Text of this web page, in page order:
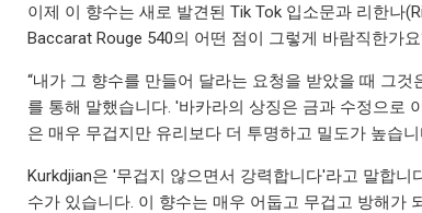
이제 이 향수는 새로 발견된 Tik Tok 입소문과 리한나
Baccarat Rouge 540의 어떤 점이 그렇게 바람직한가
“내가 그 향수를 만들어 달라는 요청을 받았을 때 그
를 통해 말했습니다. '바카라의 상징은 금과 수정으로
은 매우 무겁지만 유리보다 더 투명하고 밀도가 높습
Kurkdjian은 '무겁지 않으면서 강력합니다'라고 말합
수가 있습니다. 이 향수는 매우 어둡고 무겁고 방해가